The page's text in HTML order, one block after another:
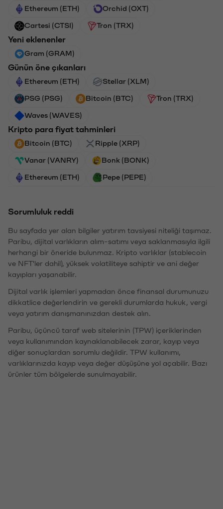
Ethereum (ETH) Orchid (OXT)
Cartesi (CTSI) Tron (TRX)
Yeni eklenenler
Gram (GRAM)
Günün öne çıkanları
Ethereum (ETH) Stellar (XLM)
PSG (PSG) Bitcoin (BTC) Tron (TRX)
Waves (WAVES)
Kripto para fiyat tahminleri
Bitcoin (BTC) Ripple (XRP)
Vanar (VANRY) Bonk (BONK)
Ethereum (ETH) Pepe (PEPE)
Sorumluluk reddi
Bu sayfada yer alan bilgiler yatırım tavsiyesi niteliği taşımaz.
Paribu, dijital varlıkların alım-satımı veya saklanmasıyla ilgili
herhangi bir öneride bulunmaz. Kripto varlıklar (stablecoin
ve NFT'ler dahil), yüksek volatiliteye sahiptir ve ani değer
kayıpları yaşanabilir.
Dijital varlık işlemleri yapmadan önce finansal durumunuzu
dikkatlice değerlendirin ve gerekli durumlarda hukuk, vergi
veya yatırım danışmanınızdan destek alın.
Paribu, üçüncü taraf web sitelerinin (TPW) içeriklerinden
veya kullanımından kaynaklanabilecek zarar, kayıp veya
diğer sonuçlardan sorumlu değildir. TPW kullanımı,
varlıklarınızda kayıp veya değer düşüşüne yol açabilir. Bazı
ürünler tüm bölgelerde sunulmayabilir.